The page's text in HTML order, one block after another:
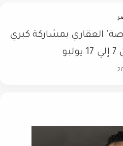
العقاري بمشاركة كبري